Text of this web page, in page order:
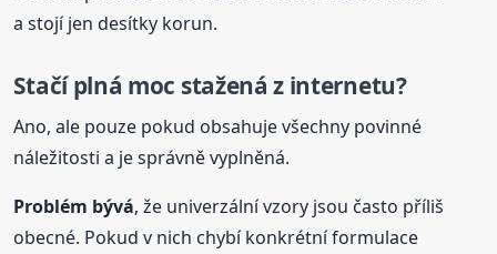
a stojí jen desítky korun.
Stačíplná moc stažená z internetu?
Ano, ale pouze pokud obsahuje všechny povinné
náležitosti a je správně vyplněná.
Problém bývá, že univerzální vzory jsou často příliš
obecné. Pokud v nich chybí konkrétní formulace